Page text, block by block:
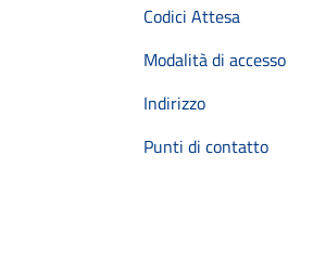
Codici Attesa
Modalità di accesso
Indirizzo
Punti di contatto